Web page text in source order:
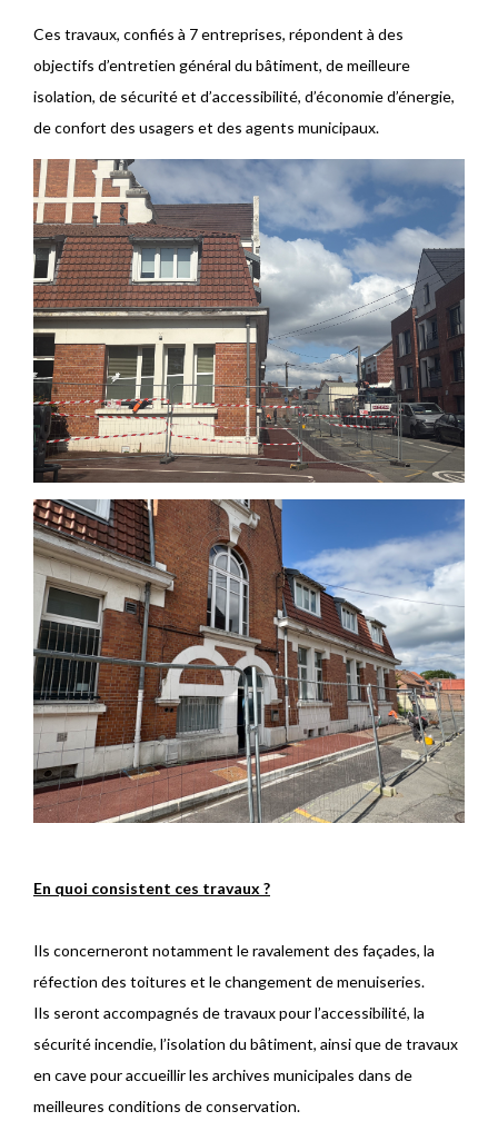
Ces travaux, confiés à 7 entreprises, répondent à des
objectifs d’entretien général du bâtiment, de meilleure
isolation, de sécurité et d’accessibilité, d’économie d’énergie,
de confort des usagers et des agents municipaux.
En quoi consistent ces travaux ?
Ils concerneront notamment le ravalement des façades, la
réfection des toitures et le changement de menuiseries.
Ils seront accompagnés de travaux pour l’accessibilité, la
sécurité incendie, l’isolation du bâtiment, ainsi que de travaux
en cave pour accueillir les archives municipales dans de
meilleures conditions de conservation.